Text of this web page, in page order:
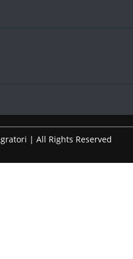
| All Rights Reserved